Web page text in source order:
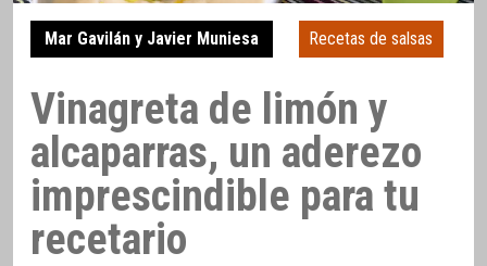
Mar Gavilán y Javier Muniesa Recetas de salsas
Vinagreta de limón y
alcaparras, un aderezo
imprescindible para tu
recetario